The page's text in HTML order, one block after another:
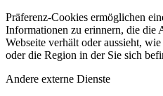
Präferenz-Cookies ermöglichen
Informationen zu erinnern, die die
Webseite verhält oder aussieht,
oder die Region in der Sie sich
Andere externe Dienste